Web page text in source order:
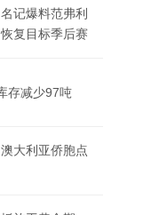
记爆料范弗利
复目标季后赛
存减少97吨
大利亚侨胞点